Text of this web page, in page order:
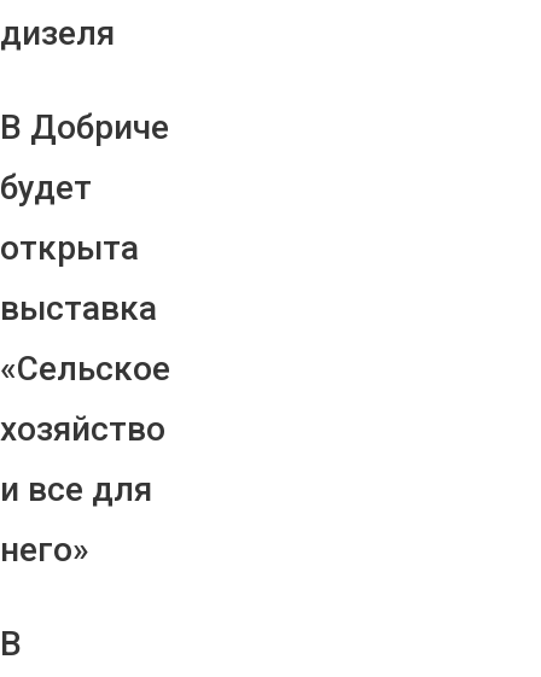
дизеля
В Добриче
будет
открыта
выставка
«Сельское
хозяйство
и все для
него»
В